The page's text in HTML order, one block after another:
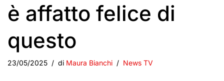
è affatto felice di
questo
23/05/2025 di Maura Bianchi News TV